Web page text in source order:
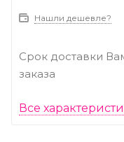
Нашли дешевле?
Срок доставки
заказа
Все